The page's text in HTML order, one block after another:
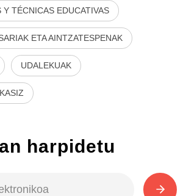
TÉCNICAS EDUCATIVAS
ETA AINTZATESPENAK
UDALEKUAK
harpidetu